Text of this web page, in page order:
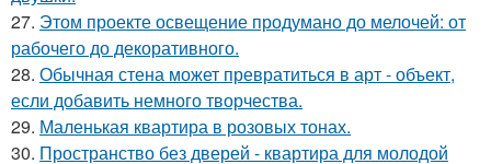
27. Этом проекте освещение продумано до мелочей: от
рабочего до декоративного.
28. Обычная стена может превратиться в арт - объект,
если добавить немного творчества.
29. Маленькая квартира в розовых тонах.
30. Пространство без дверей - квартира для молодой